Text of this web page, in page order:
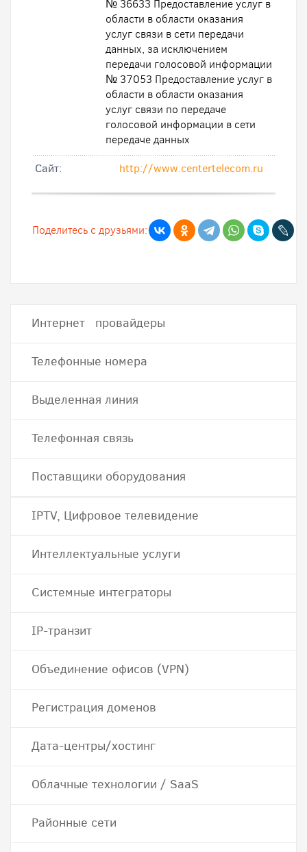
№ 36633 Предоставление услуг в
области в области оказания
услуг связи в сети передачи
данных, за исключением
передачи голосовой информации
№ 37053 Предоставление услуг в
области в области оказания
услуг связи по передаче
голосовой информации в сети
передаче данных
Cайт:
http://www.centertelecom.ru
Поделитесь с друзьями:
Интернет провайдеры
Телефонные номера
Выделенная линия
Телефонная связь
Поставщики оборудования
IPTV, Цифровое телевидение
Интеллектуальные услуги
Системные интеграторы
IP-транзит
Объединение офисов (VPN)
Регистрация доменов
Дата-центры/хостинг
Облачные технологии / SaaS
Районные сети